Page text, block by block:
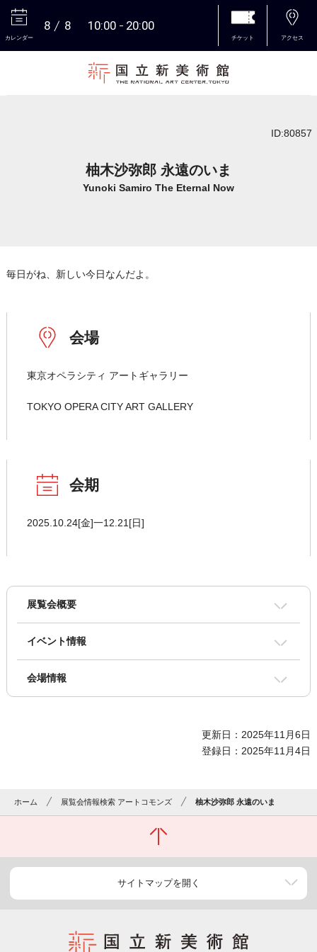
カレンダー
8 8 10:00 20:00
チケット アクセス
ID:80857
柚木沙弥郎 永遠のいま
Yunoki Samiro The Eternal Now
毎日がね、新しい今日なんだよ。
会場
東京オペラシティ アートギャラリー
TOKYO OPERA CITY ART GALLERY
会期
2025.10.24[金]一12.21[日]
展覧会概要
イベント情報
会場情報
更新日：2025年11月6日
登録日：2025年11月4日
ホーム 展覧会情報検索 アートコモンズ 柚木沙弥郎 永遠のいま
サイトマップを開く